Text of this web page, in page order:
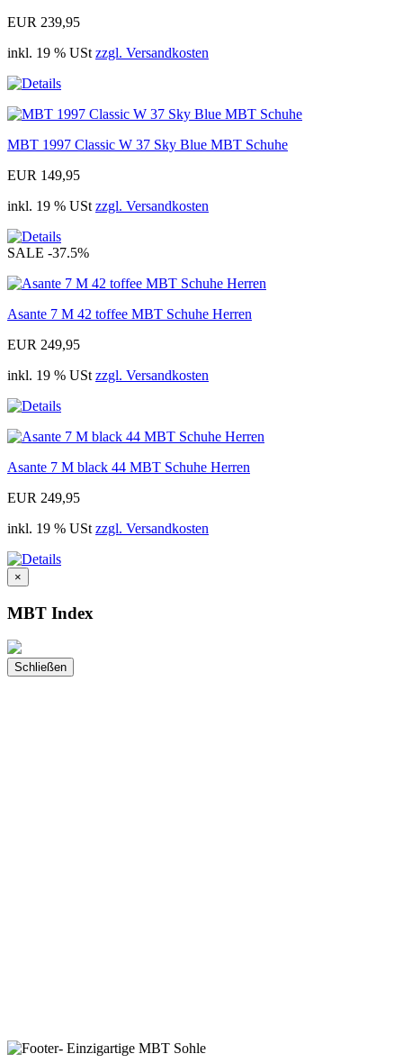
EUR 239,95
inkl. 19 % USt zzgl. Versandkosten
MBT 1997 Classic W 37 Sky Blue MBT Schuhe
EUR 149,95
inkl. 19 % USt zzgl. Versandkosten
SALE -37.5%
Asante 7 M 42 toffee MBT Schuhe Herren
EUR 249,95
inkl. 19 % USt zzgl. Versandkosten
Asante 7 M black 44 MBT Schuhe Herren
EUR 249,95
inkl. 19 % USt zzgl. Versandkosten
×
MBT Index
Schließen